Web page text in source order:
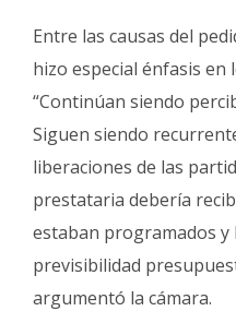
Entre las causas del
hizo especial énfasis
“Continúan siendo
Siguen siendo
liberaciones de las
prestataria debería
estaban programados
previsibilidad
argumentó la cámara.